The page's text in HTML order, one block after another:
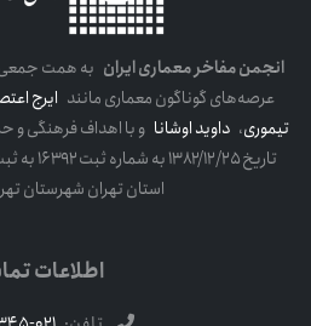
انجمن مفاخر معماری ایرانبه همت جمعی از
عرصه‌های گوناگون معماری مانندایرج اعتصام
تیموری،داوید اوشاناو با اهداف فرهنگی و
تاریخ ۱۳۸۲/۱۲/
استان تهران شهرستان
اطلاعات